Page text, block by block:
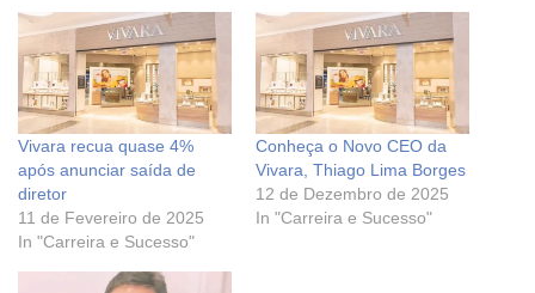
Vivara recua quase 4%
após anunciar saída de
diretor
11 de Fevereiro de 2025
In "Carreira e Sucesso"
Conheça o Novo CEO da
Vivara, Thiago Lima Borges
12 de Dezembro de 2025
In "Carreira e Sucesso"